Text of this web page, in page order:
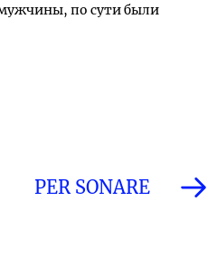
по сути были
PER SONARE